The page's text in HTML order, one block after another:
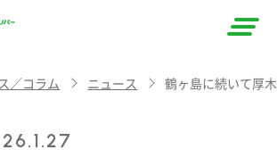
／コラム ニュース 鶴ヶ島に続いて厚